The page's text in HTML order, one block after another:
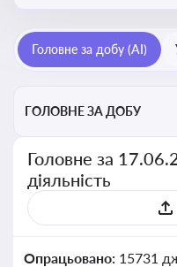
Головне за добу (AI)
ГОЛОВНЕ ЗА ДОБУ
Головне за
діяльність
Опрацьовано: 15731